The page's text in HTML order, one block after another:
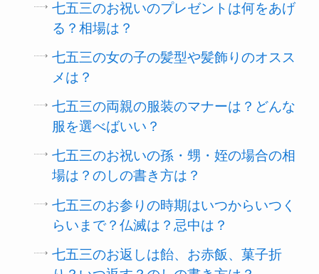
七五三のお祝いのプレゼントは何をあげ
る？相場は？
七五三の女の子の髪型や髪飾りのオスス
メは？
七五三の両親の服装のマナーは？どんな
服を選べばいい？
七五三のお祝いの孫・甥・姪の場合の相
場は？のしの書き方は？
七五三のお参りの時期はいつからいつく
らいまで？仏滅は？忌中は？
七五三のお返しは飴、お赤飯、菓子折